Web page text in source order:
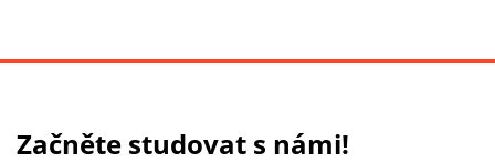
Začněte studovat s námi!